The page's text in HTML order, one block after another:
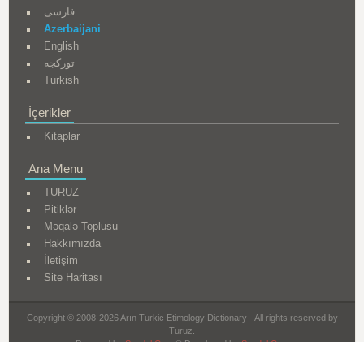
فارسی
Azerbaijani
English
تورکجه
Turkish
İçerikler
Kitaplar
Ana Menu
TURUZ
Pitiklər
Məqalə Toplusu
Hakkımızda
İletişim
Site Haritası
Copyright © 2008-2026 Arın Turkic Etimology Dictionary - All rights reserved by
Turuz.